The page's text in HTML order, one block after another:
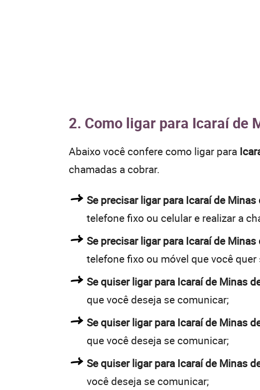
2. Como ligar para Icaraí de
Abaixo você confere como ligar para
chamadas a cobrar.
Se precisar ligar para Icaraí de
telefone fixo ou celular e realizar a
Se precisar ligar para Icaraí de
telefone fixo ou móvel que você
Se quiser ligar para Icaraí de Minas
que você deseja se comunicar;
Se quiser ligar para Icaraí de Minas
que você deseja se comunicar;
Se quiser ligar para Icaraí de Minas
você deseja se comunicar;